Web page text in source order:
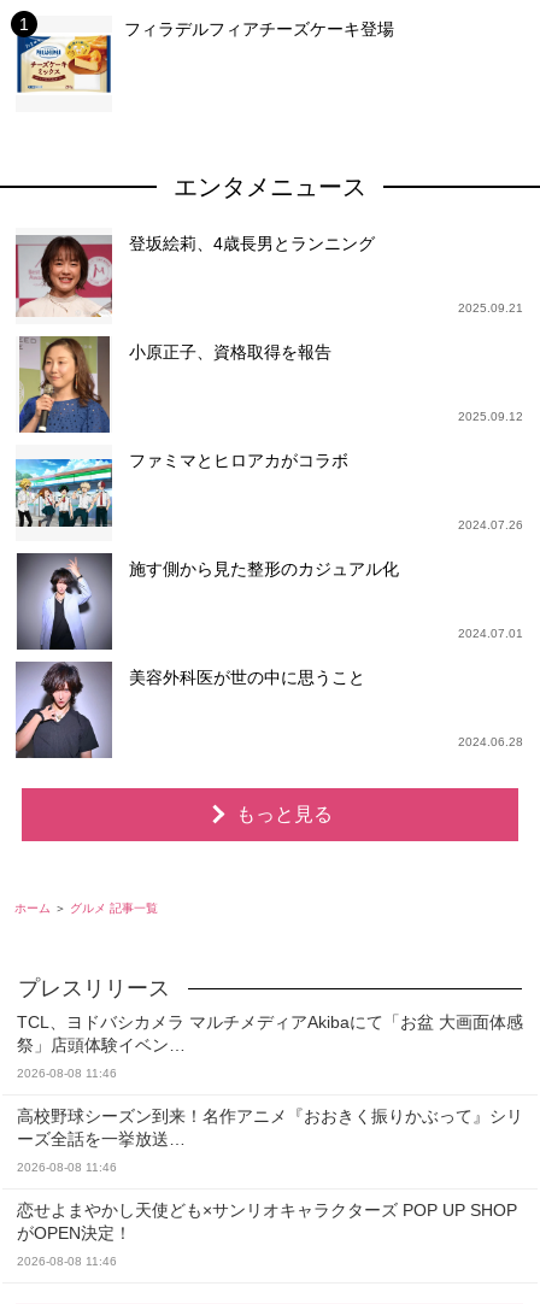
フィラデルフィアチーズケーキ登場
エンタメニュース
登坂絵莉、4歳長男とランニング
2025.09.21
小原正子、資格取得を報告
2025.09.12
ファミマとヒロアカがコラボ
2024.07.26
施す側から見た整形のカジュアル化
2024.07.01
美容外科医が世の中に思うこと
2024.06.28
もっと見る
ホーム グルメ 記事一覧
TCL、ヨドバシカメラ マルチメディアAkibaにて「お盆 大画面体感
祭」店頭体験イベン…
2026-08-08 11:46
高校野球シーズン到来！名作アニメ『おおきく振りかぶって』シリ
ーズ全話を一挙放送…
2026-08-08 11:46
恋せよまやかし天使ども×サンリオキャラクターズ POP UP SHOP
がOPEN決定！
2026-08-08 11:46